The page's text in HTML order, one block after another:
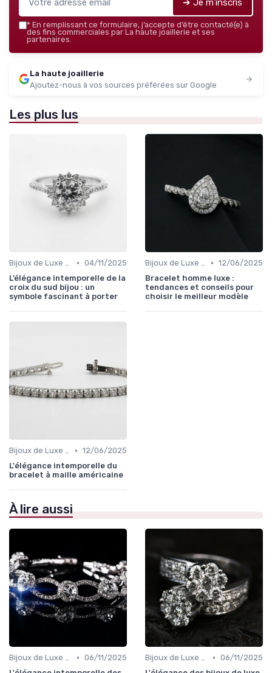
➔ Je m'inscris
* En remplissant ce formulaire, j’accepte d’être contacté(e) à
des fins commerciales par La haute joaillerie et ses
partenaires.
La haute joaillerie
Ajoutez-nous à vos sources préférées sur Google
Les plus lus
Bijoux de Luxe pour Femmes • 04/11/2025
L’élégance intemporelle de la
croix du sud bijou : un
symbole fascinant à porter
Bijoux de Luxe pour Hommes • 12/06/2025
Bracelet homme luxe :
tendances et conseils pour
choisir le meilleur modèle
Bijoux de Luxe pour Femmes • 12/06/2025
L'élégance intemporelle du
bracelet à maille américaine
À lire aussi
Bijoux de Luxe pour Femmes • 06/11/2025
Bijoux de Luxe pour Femmes • 06/11/2025